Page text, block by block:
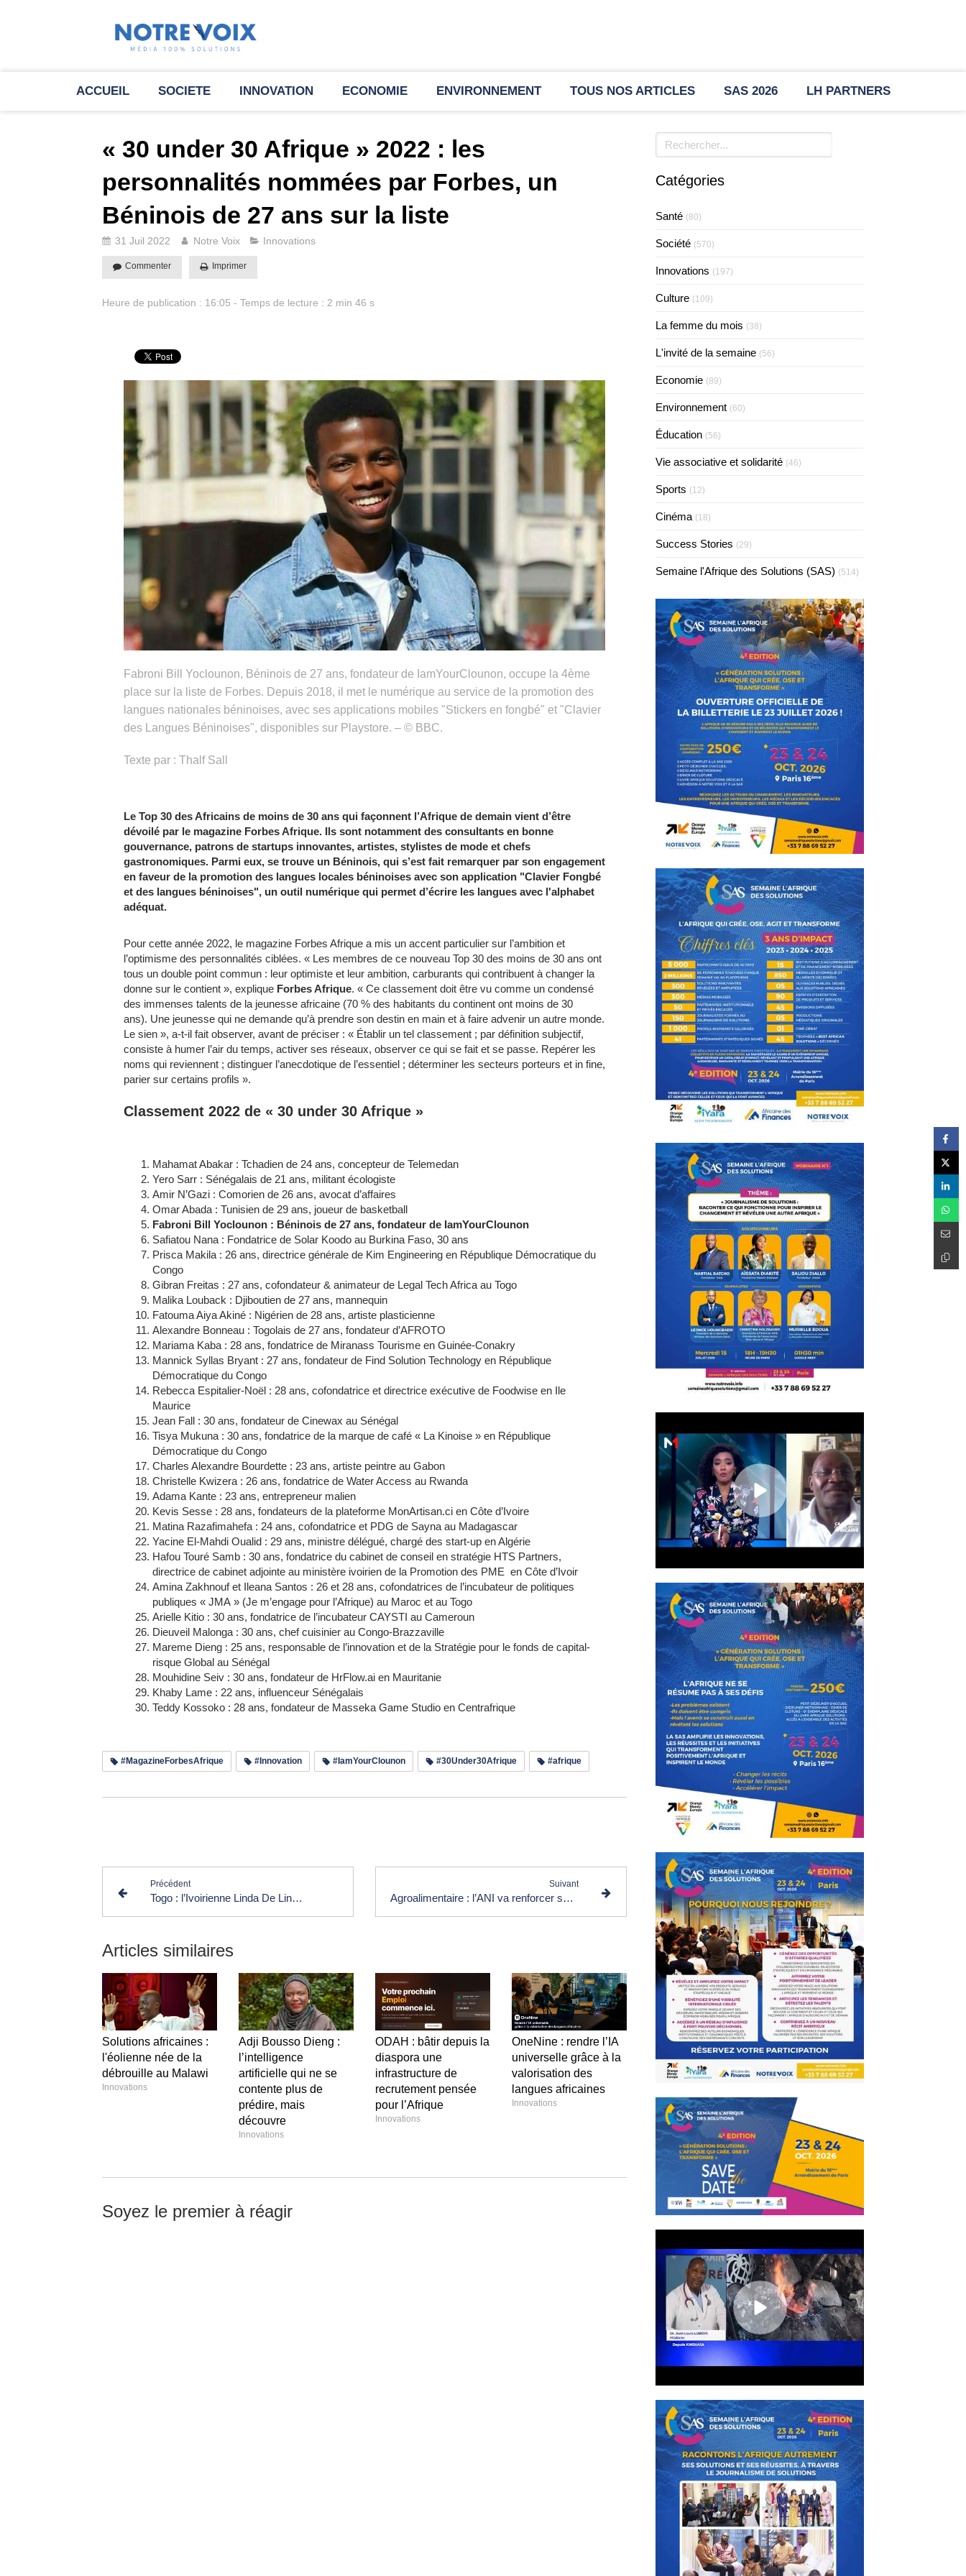
ACCUEIL SOCIETE INNOVATION ECONOMIE ENVIRONNEMENT TOUS NOS ARTICLES SAS 2026 LH PARTNERS
« 30 under 30 Afrique » 2022 : les
personnalités nommées par Forbes, un
Béninois de 27 ans sur la liste
31 Juil 2022 Notre Voix Innovations
Commenter Imprimer
Heure de publication : 16:05 - Temps de lecture : 2 min 46 s
Fabroni Bill Yoclounon, Béninois de 27 ans, fondateur de IamYourClounon, occupe la 4ème
place sur la liste de Forbes. Depuis 2018, il met le numérique au service de la promotion des
langues nationales béninoises, avec ses applications mobiles "Stickers en fongbé" et "Clavier
des Langues Béninoises", disponibles sur Playstore. – © BBC.
Texte par : Thalf Sall
Le Top 30 des Africains de moins de 30 ans qui façonnent l’Afrique de demain vient d’être
dévoilé par le magazine Forbes Afrique. Ils sont notamment des consultants en bonne
gouvernance, patrons de startups innovantes, artistes, stylistes de mode et chefs
gastronomiques. Parmi eux, se trouve un Béninois, qui s’est fait remarquer par son engagement
en faveur de la promotion des langues locales béninoises avec son application "Clavier Fongbé
et des langues béninoises", un outil numérique qui permet d’écrire les langues avec l'alphabet
adéquat.
Pour cette année 2022, le magazine Forbes Afrique a mis un accent particulier sur l’ambition et
l’optimisme des personnalités ciblées. « Les membres de ce nouveau Top 30 des moins de 30 ans ont
tous un double point commun : leur optimiste et leur ambition, carburants qui contribuent à changer la
donne sur le contient », explique Forbes Afrique. « Ce classement doit être vu comme un condensé
des immenses talents de la jeunesse africaine (70 % des habitants du continent ont moins de 30
ans). Une jeunesse qui ne demande qu’à prendre son destin en main et à faire advenir un autre monde.
Le sien », a-t-il fait observer, avant de préciser : « Établir un tel classement ; par définition subjectif,
consiste à humer l’air du temps, activer ses réseaux, observer ce qui se fait et se passe. Repérer les
noms qui reviennent ; distinguer l’anecdotique de l’essentiel ; déterminer les secteurs porteurs et in fine,
parier sur certains profils ».
Classement 2022 de « 30 under 30 Afrique »
Mahamat Abakar : Tchadien de 24 ans, concepteur de Telemedan
Yero Sarr : Sénégalais de 21 ans, militant écologiste
Amir N’Gazi : Comorien de 26 ans, avocat d’affaires
Omar Abada : Tunisien de 29 ans, joueur de basketball
Fabroni Bill Yoclounon : Béninois de 27 ans, fondateur de IamYourClounon
Safiatou Nana : Fondatrice de Solar Koodo au Burkina Faso, 30 ans
Prisca Makila : 26 ans, directrice générale de Kim Engineering en République Démocratique du
Congo
Gibran Freitas : 27 ans, cofondateur & animateur de Legal Tech Africa au Togo
Malika Louback : Djiboutien de 27 ans, mannequin
Fatouma Aiya Akiné : Nigérien de 28 ans, artiste plasticienne
Alexandre Bonneau : Togolais de 27 ans, fondateur d’AFROTO
Mariama Kaba : 28 ans, fondatrice de Miranass Tourisme en Guinée-Conakry
Mannick Syllas Bryant : 27 ans, fondateur de Find Solution Technology en République
Démocratique du Congo
Rebecca Espitalier-Noël : 28 ans, cofondatrice et directrice exécutive de Foodwise en Ile
Maurice
Jean Fall : 30 ans, fondateur de Cinewax au Sénégal
Tisya Mukuna : 30 ans, fondatrice de la marque de café « La Kinoise » en République
Démocratique du Congo
Charles Alexandre Bourdette : 23 ans, artiste peintre au Gabon
Christelle Kwizera : 26 ans, fondatrice de Water Access au Rwanda
Adama Kante : 23 ans, entrepreneur malien
Kevis Sesse : 28 ans, fondateurs de la plateforme MonArtisan.ci en Côte d’Ivoire
Matina Razafimahefa : 24 ans, cofondatrice et PDG de Sayna au Madagascar
Yacine El-Mahdi Oualid : 29 ans, ministre délégué, chargé des start-up en Algérie
Hafou Touré Samb : 30 ans, fondatrice du cabinet de conseil en stratégie HTS Partners,
directrice de cabinet adjointe au ministère ivoirien de la Promotion des PME en Côte d’Ivoir
Amina Zakhnouf et Ileana Santos : 26 et 28 ans, cofondatrices de l’incubateur de politiques
publiques « JMA » (Je m’engage pour l’Afrique) au Maroc et au Togo
Arielle Kitio : 30 ans, fondatrice de l’incubateur CAYSTI au Cameroun
Dieuveil Malonga : 30 ans, chef cuisinier au Congo-Brazzaville
Mareme Dieng : 25 ans, responsable de l’innovation et de la Stratégie pour le fonds de capital-
risque Global au Sénégal
Mouhidine Seiv : 30 ans, fondateur de HrFlow.ai en Mauritanie
Khaby Lame : 22 ans, influenceur Sénégalais
Teddy Kossoko : 28 ans, fondateur de Masseka Game Studio en Centrafrique
#MagazineForbesAfrique #Innovation #IamYourClounon #30Under30Afrique #afrique
Précédent
Togo : l’Ivoirienne Linda De Lindsay reçoit le "Prix du mérite" pour son travail professionnel exceptionnel
Suivant
Agroalimentaire : l’ANI va renforcer ses capacités d’achat et de transformation de l’anacarde au Bénin
Articles similaires
Solutions africaines :
l'éolienne née de la
débrouille au Malawi
Innovations
Adji Bousso Dieng :
l’intelligence
artificielle qui ne se
contente plus de
prédire, mais
découvre
Innovations
ODAH : bâtir depuis la
diaspora une
infrastructure de
recrutement pensée
pour l’Afrique
Innovations
OneNine : rendre l’IA
universelle grâce à la
valorisation des
langues africaines
Innovations
Soyez le premier à réagir
Rechercher
Catégories
Santé (80)
Société (570)
Innovations (197)
Culture (109)
La femme du mois (38)
L'invité de la semaine (56)
Economie (89)
Environnement (60)
Éducation (56)
Vie associative et solidarité (46)
Sports (12)
Cinéma (18)
Success Stories (29)
Semaine l'Afrique des Solutions (SAS) (514)